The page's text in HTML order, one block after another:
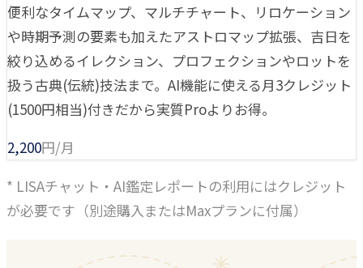
便利なタイムマップ、マルチチャート、リロケーション
や時期予測の要素も加えたアストロマップ拡張、吉日を
絞り込めるイレクション、プロフェクションやロットを
扱う古典(伝統)技法まで。AI機能に使える月3クレジット
(1500円相当)付きだから実質Proよりお得。
2,200円/月
* LISAチャット・AI鑑定レポートの利用にはクレジット
が必要です（別途購入またはMaxプランに付属）